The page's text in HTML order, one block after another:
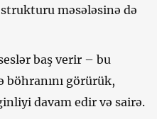
məsələsinə də
baş verir – bu
böhranını görürük,
davam edir və sairə.